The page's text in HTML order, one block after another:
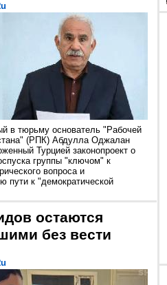
в тюрьму основатель "Рабочей
(РПК) Абдулла Оджалан
Турцией законопроект о
группы "ключом" к
вопроса и
пути к "демократической
остаются
без вести